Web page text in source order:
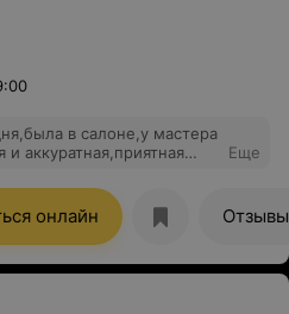
в салоне,у мастера
аккуратная,приятная
волос! всё получилась
пришла
хорошего
только ваш салон!
Еще
онлайн Отзывы